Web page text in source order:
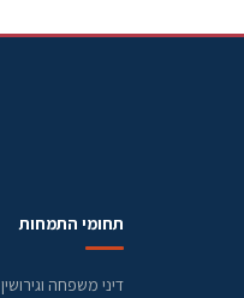
תחומי התמחות
דיני משפחה וגירושין